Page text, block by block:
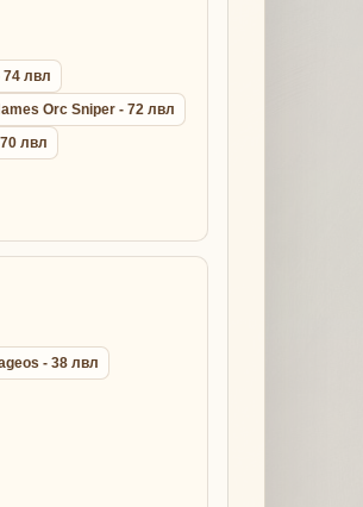
74 лвл
Orc Sniper - 72 лвл
лвл
- 38 лвл